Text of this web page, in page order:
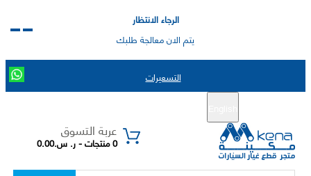
الرجاء الانتظار
يتم الان معالجة طلبك
التسعيرات
عربة التسوق
0 منتجات - ر. س.0.00